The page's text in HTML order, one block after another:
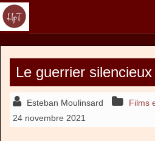
Le guerrier
Esteban Moulinsard Films
24 novembre 2021